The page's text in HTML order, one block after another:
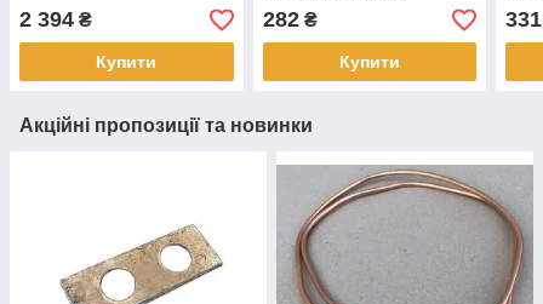
2 394 ₴
Купити
282₴
Купити
331
Акційні пропозиції та новинки